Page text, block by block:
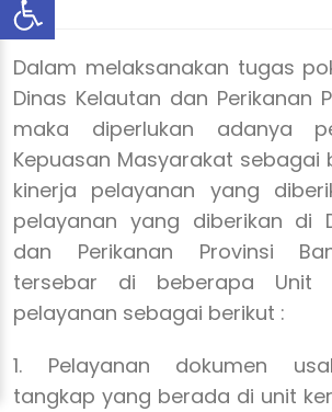
Dalam melaksanakan tugas
Dinas Kelautan dan Perikanan
maka diperlukan adanya
Kepuasan Masyarakat sebagai
kinerja pelayanan yang
pelayanan yang diberikan di
dan Perikanan Provinsi
tersebar di beberapa Unit
pelayanan sebagai berikut :
1. Pelayanan dokumen
tangkap yang berada di unit